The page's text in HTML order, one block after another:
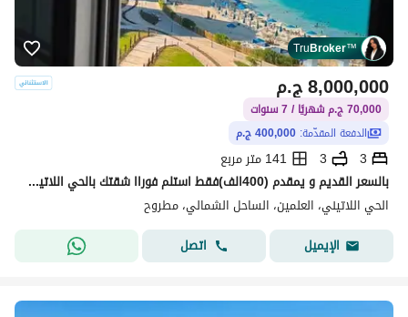
TruBroker™
ج.م8,000,000
70,000 ج.م شهريًا / 7 سنوات
الدفعة المقدّمة: 400,000 ج.م
3
3
141 متر مربع
بالسعر القديم و يمقدم (400الف)فقط استلم فوراا شقتك بالحي اللاتيني بالعلمين الجديده
الحي اللاتيني، العلمين، الساحل الشمالي، مطروح
الإيميل
اتصل